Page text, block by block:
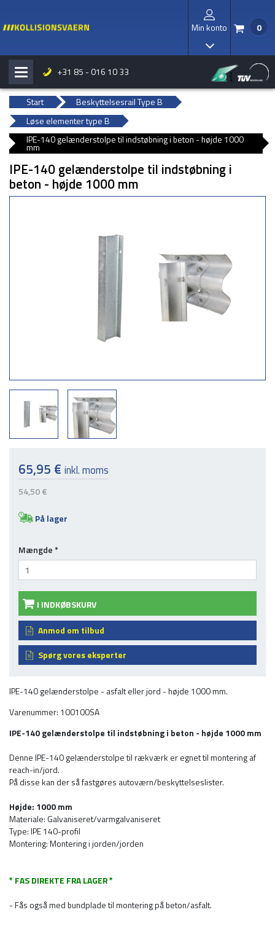
Min konto
I
/ 0
H b +31 85 - 016 10 33
Start
Beskyttelsesrail Type B
Løse elementer type B
IPE-140 gelænderstolpe til indstøbning i beton - højde 1000
mm
IPE-140 gelænderstolpe til indstøbning i
beton - højde 1000 mm
IPE-140 gelænderstolpe - asfalt eller jord - højde 1000 mm.
Varenummer: 100100SA
IPE-140 gelænderstolpe til indstøbning i beton - højde 1000 mm
Denne IPE-140 gelænderstolpe til rækværk er egnet til montering af
reach-in/jord.
På disse kan der så fastgøres autoværn/beskyttelseslister.
Højde: 1000 mm
Materiale: Galvaniseret/varmgalvaniseret
Type: IPE 140-profil
Montering: Montering i jorden/jorden
* FAS DIREKTE FRA LAGER *
- Fås også med bundplade til montering på beton/asfalt.
65,95 € inkl. moms
54,50 €
På lager
Mængde*
I INDKØBSKURV
Anmod om tilbud
Spørg vores eksperter